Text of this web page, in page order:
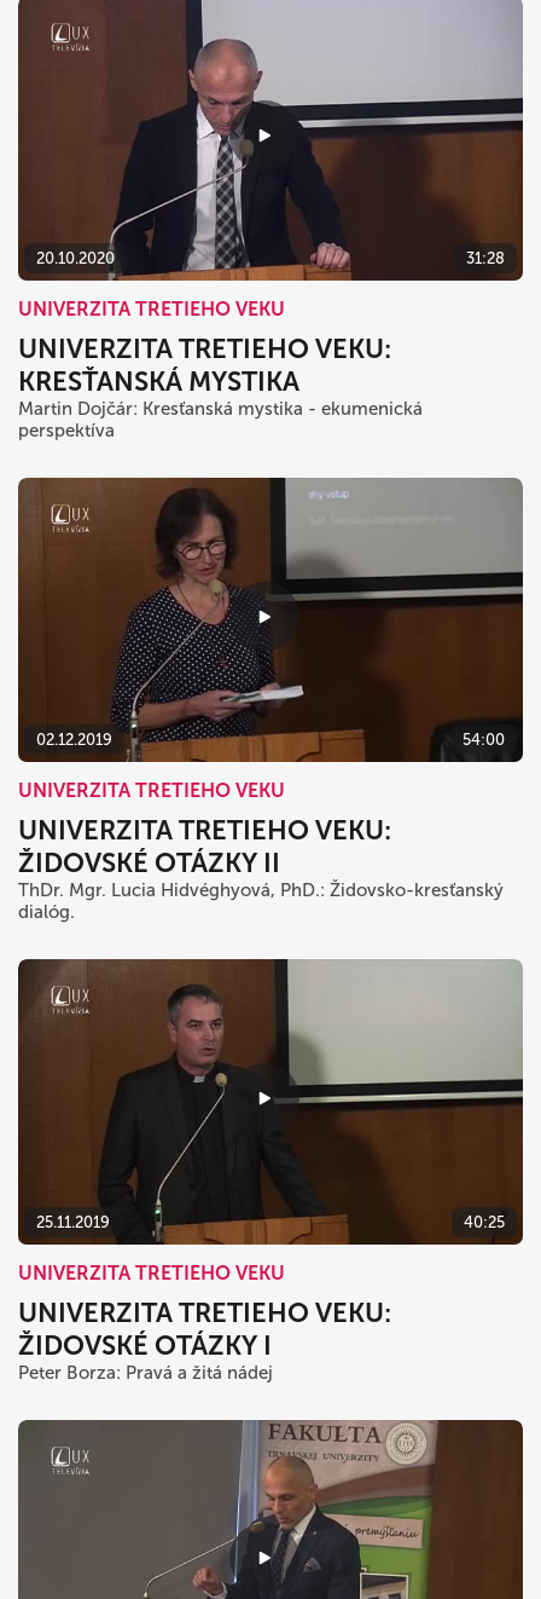
20.10.2020 31:28
UNIVERZITA TRETIEHO VEKU
UNIVERZITA TRETIEHO VEKU:
KRESŤANSKÁ MYSTIKA
Martin Dojčár: Kresťanská mystika - ekumenická
perspektíva
02.12.2019 54:00
UNIVERZITA TRETIEHO VEKU
UNIVERZITA TRETIEHO VEKU:
ŽIDOVSKÉ OTÁZKY II
ThDr. Mgr. Lucia Hidvéghyová, PhD.: Židovsko-kresťanský
dialóg.
25.11.2019 40:25
UNIVERZITA TRETIEHO VEKU
UNIVERZITA TRETIEHO VEKU:
ŽIDOVSKÉ OTÁZKY I
Peter Borza: Pravá a žitá nádej